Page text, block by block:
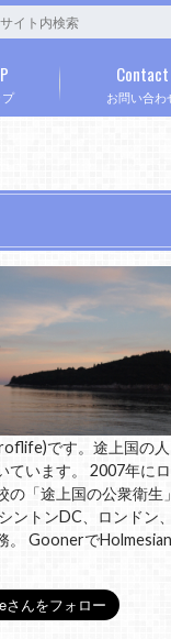
プ お問い合わ
Contact
です。途上国の
ています。 2007年に
の「途上国の公衆衛生
ントンDC、ロンドン
。 Goonerで